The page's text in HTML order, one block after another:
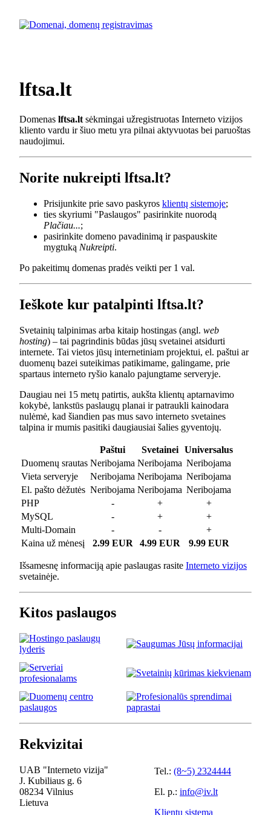
lftsa.lt
Domenas lftsa.lt sėkmingai užregistruotas Interneto vizijos
kliento vardu ir šiuo metu yra pilnai aktyvuotas bei paruoštas
naudojimui.
Norite nukreipti lftsa.lt?
Prisijunkite prie savo paskyros klientų sistemoje;
ties skyriumi "Paslaugos" pasirinkite nuorodą
Plačiau...;
pasirinkite domeno pavadinimą ir paspauskite
mygtuką Nukreipti.
Po pakeitimų domenas pradės veikti per 1 val.
Ieškote kur patalpinti lftsa.lt?
Svetainių talpinimas arba kitaip hostingas (angl. web
hosting) – tai pagrindinis būdas jūsų svetainei atsidurti
internete. Tai vietos jūsų internetiniam projektui, el. paštui ar
duomenų bazei suteikimas patikimame, galingame, prie
spartaus interneto ryšio kanalo pajungtame serveryje.
Daugiau nei 15 metų patirtis, aukšta klientų aptarnavimo
kokybė, lankstūs paslaugų planai ir patraukli kainodara
nulėmė, kad šiandien pas mus savo interneto svetaines
talpina ir mumis pasitiki daugiausiai šalies gyventojų.
Paštui Svetainei
Universalus
Duomenų srautas Neribojama Neribojama Neribojama
Vieta serveryje
Neribojama Neribojama Neribojama
El. pašto dėžutės Neribojama Neribojama Neribojama
PHP
- +
+
MySQL
- +
+
Multi-Domain
- -
+
Kaina už mėnesį
2.99 EUR 4.99 EUR 9.99 EUR
Išsamesnę informaciją apie paslaugas rasite Interneto vizijos
svetainėje.
Kitos paslaugos
Rekvizitai
UAB "Interneto vizija"
J. Kubiliaus g. 6
08234 Vilnius
Lietuva
Tel.: (8~5) 2324444
El. p.: info@iv.lt
Klientų sistema